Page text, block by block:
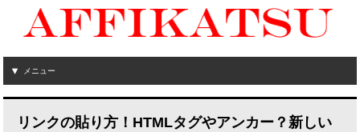
メニュー
リンクの貼り方！HTMLタグやアンカー？新しい